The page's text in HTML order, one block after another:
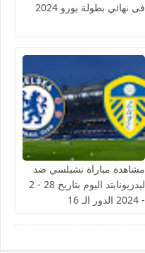
فى نهائي بطولة يورو 2024
مشاهدة مباراة تشيلسي ضد
ليدزيونايتد اليوم بتاريخ 28 - 2
- 2024 الدور الـ 16